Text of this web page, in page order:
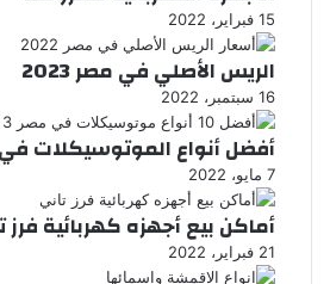
15 فبراير، 2022
الريس الأصلي في مصر 2023
16 سبتمبر، 2022
أفضل أنواع الموتوسيكلات
7 مايو، 2022
أماكن بيع أجهزه كهربائية فرز
21 فبراير، 2022